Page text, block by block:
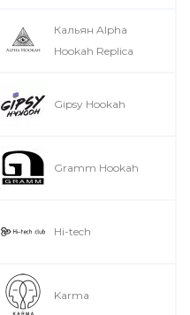
Кальян Alpha
Hookah Replica
Gipsy Hookah
Gramm Hookah
Hi-tech
Karma